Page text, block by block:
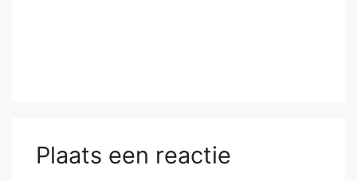
Plaats een reactie